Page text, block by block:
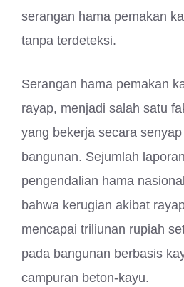
serangan hama pemakan
tanpa terdeteksi.
Serangan hama pemakan
rayap, menjadi salah satu
yang bekerja secara
bangunan. Sejumlah
pengendalian hama
bahwa kerugian akibat
mencapai triliunan rupiah
pada bangunan berbasis
campuran beton-kayu.